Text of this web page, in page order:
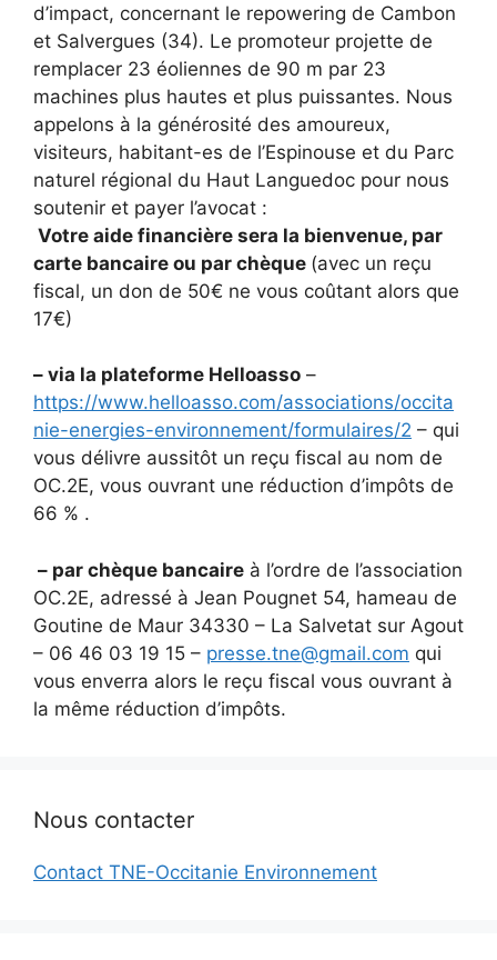
d’impact, concernant le repowering de Cambon
et Salvergues (34). Le promoteur projette de
remplacer 23 éoliennes de 90 m par 23
machines plus hautes et plus puissantes. Nous
appelons à la générosité des amoureux,
visiteurs, habitant-es de l’Espinouse et du Parc
naturel régional du Haut Languedoc pour nous
soutenir et payer l’avocat :
Votre aide financière sera la bienvenue, par
carte bancaire ou par chèque (avec un reçu
fiscal, un don de 50€ ne vous coûtant alors que
17€)
– via la plateforme Helloasso –
https://www.helloasso.com/associations/occita
nie-energies-environnement/formulaires/2 – qui
vous délivre aussitôt un reçu fiscal au nom de
OC.2E, vous ouvrant une réduction d’impôts de
66 % .
– par chèque bancaire à l’ordre de l’association
OC.2E, adressé à Jean Pougnet 54, hameau de
Goutine de Maur 34330 – La Salvetat sur Agout
– 06 46 03 19 15 – presse.tne@gmail.com qui
vous enverra alors le reçu fiscal vous ouvrant à
la même réduction d’impôts.
Nous contacter
Contact TNE-Occitanie Environnement